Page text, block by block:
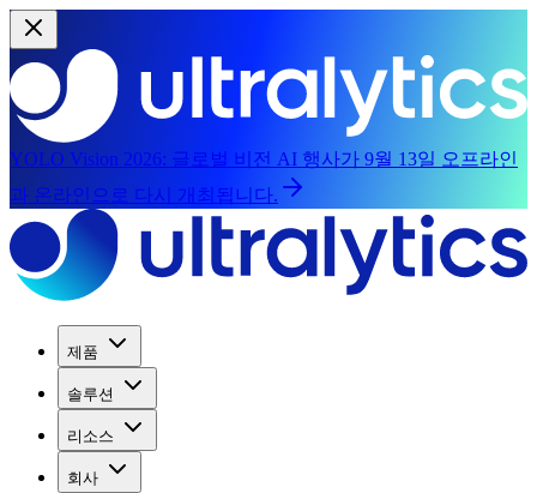
YOLO Vision 2026: 글로벌 비전 AI 행사가 9월 13일 오프라인
과 온라인으로 다시 개최됩니다.
제품
솔루션
리소스
회사